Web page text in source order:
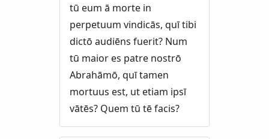
tū eum ā morte in
perpetuum vindicās, quī tibi
dictō audiēns fuerit? Num
tū maior es patre nostrō
Abrahāmō, quī tamen
mortuus est, ut etiam ipsī
vātēs? Quem tū tē facis?